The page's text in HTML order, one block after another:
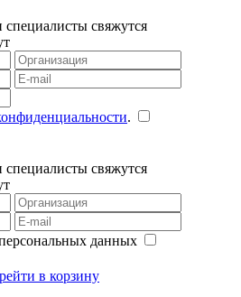
свяжутся
.
свяжутся
данных
в корзину